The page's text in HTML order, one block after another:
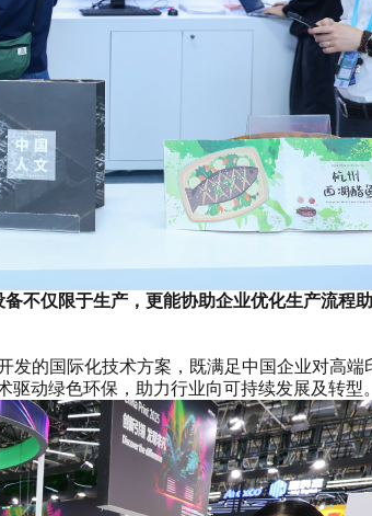
不仅限于生产，更能协助企业优化生产流程
的国际化技术方案，既满足中国企业对高端
动绿色环保，助力行业向可持续发展及转型